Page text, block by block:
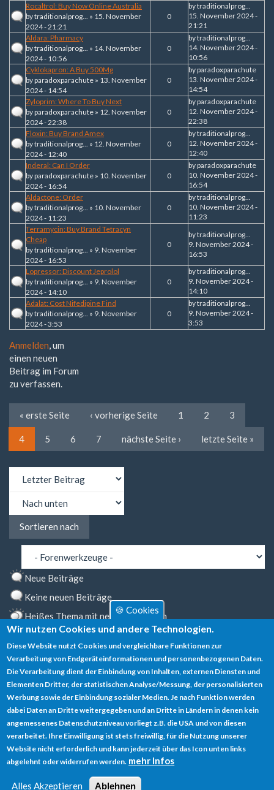
Rocaltrol: Buy Now Online Australia
bytraditionalprog... » 15. November
2024 - 21:21
0
bytraditionalprog...
15. November 2024 -
21:21
Aldara: Pharmacy
bytraditionalprog... » 14. November
2024 - 10:56
0
bytraditionalprog...
14. November 2024 -
10:56
Cyklokapron: A Buy 500Mg
byparadoxparachute » 13. November
2024 - 14:54
0
byparadoxparachute
13. November 2024 -
14:54
Zyloprim: Where To Buy Next
byparadoxparachute » 12. November
2024 - 22:38
0
byparadoxparachute
12. November 2024 -
22:38
Floxin: Buy Brand Amex
bytraditionalprog... » 12. November
2024 - 12:40
0
bytraditionalprog...
12. November 2024 -
12:40
Inderal: Can I Order
byparadoxparachute » 10. November
2024 - 16:54
0
byparadoxparachute
10. November 2024 -
16:54
Aldactone: Order
bytraditionalprog... » 10. November
2024 - 11:23
0
bytraditionalprog...
10. November 2024 -
11:23
Terramycin: Buy Brand Tetracyn
Cheap
bytraditionalprog... » 9. November
2024 - 16:53
0
bytraditionalprog...
9. November 2024 -
16:53
Lopressor: Discount Jeprolol
bytraditionalprog... » 9. November
2024 - 14:10
0
bytraditionalprog...
9. November 2024 -
14:10
Adalat: Cost Nifedipine Find
bytraditionalprog... » 9. November
2024 - 3:53
0
bytraditionalprog...
9. November 2024 -
3:53
Anmelden, um
einen neuen
Beitrag im Forum
zu verfassen.
« erste Seite ‹ vorherige Seite 1 2 3
4 5 6 7 nächste Seite › letzte Seite »
nach
nachSortieren nach
Neue Beiträge
Keine neuen Beiträge
Heißes Thema mit neuen Beiträgen
Heißes Thema ohne neue Beiträge
Markiertes Thema
Gesperrtes Thema
Datenschutz
🍪 Cookies
Wir nutzen Cookies und andere Technologien.
Diese Website nutzt Cookies und vergleichbare Funktionen zur
Verarbeitung von Endgeräteinformationen und personenbezogenen Daten.
Die Verarbeitung dient der Einbindung von Inhalten, externen Diensten und
Elementen Dritter, der statistischen Analyse/Messung, der personalisierten
Werbung sowie der Einbindung sozialer Medien. Je nach Funktion werden
dabei Daten an Dritte weitergegeben und an Dritte in Ländern in denen kein
angemessenes Datenschutzniveau vorliegt z.B. die USA und von diesen
verarbeitet. Ihre Einwilligung ist stets freiwillig, für die Nutzung unserer
Website nicht erforderlich und kann jederzeit über das Icon unten links
abgelehnt oder widerrufen werden. mehr Infos
Alles Akzeptieren Ablehnen